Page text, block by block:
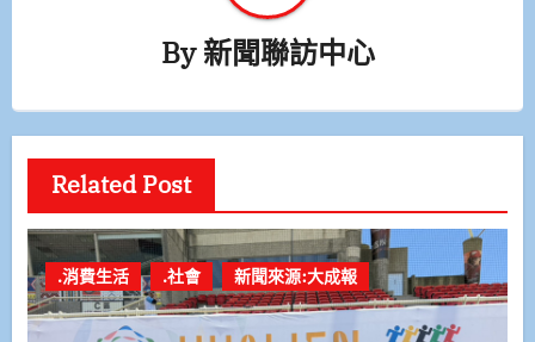
By新聞聯訪中心
Related Post
.消費生活 .社會 新聞來源:大成報